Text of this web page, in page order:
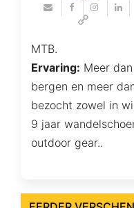
MTB.
Ervaring: Meer
bergen en meer
bezocht zowel in
9 jaar
outdoor gear..